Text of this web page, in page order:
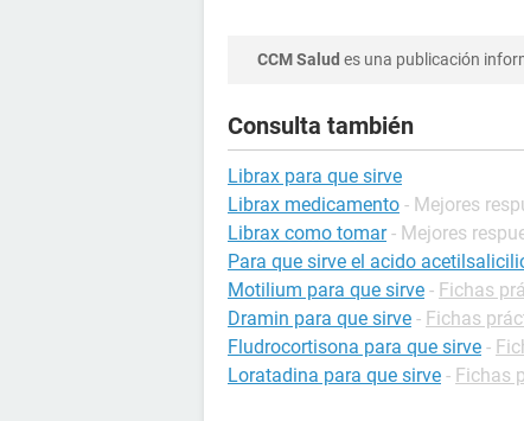
CCM Salud es una publicación
Consulta también
Librax para que sirve
Librax medicamento - Mejores
Librax como tomar - Mejores
Para que sirve el acido
Motilium para que sirve - Fichas
Dramin para que sirve - Fichas
Fludrocortisona para que sirve -
Loratadina para que sirve - Fichas